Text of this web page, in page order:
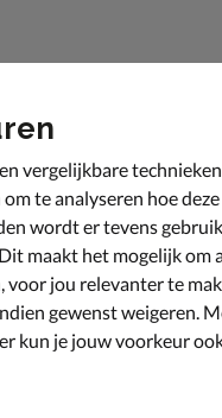
vergelijkbare
te analyseren hoe
wordt er tevens
maakt het mogelijk om
jou relevanter te
gewenst weigeren.
kun je jouw voorkeur